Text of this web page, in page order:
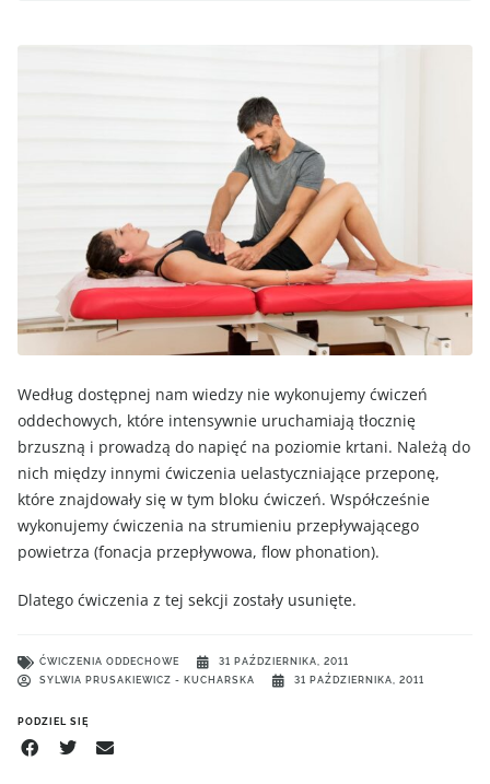
Według dostępnej nam wiedzy nie wykonujemy ćwiczeń
oddechowych, które intensywnie uruchamiają tłocznię
brzuszną i prowadzą do napięć na poziomie krtani. Należą do
nich między innymi ćwiczenia uelastyczniające przeponę,
które znajdowały się w tym bloku ćwiczeń. Współcześnie
wykonujemy ćwiczenia na strumieniu przepływającego
powietrza (fonacja przepływowa, flow phonation).
Dlatego ćwiczenia z tej sekcji zostały usunięte.
ĆWICZENIA ODDECHOWE
31 PAŹDZIERNIKA, 2011
SYLWIA PRUSAKIEWICZ - KUCHARSKA
31 PAŹDZIERNIKA, 2011
PODZIEL SIĘ